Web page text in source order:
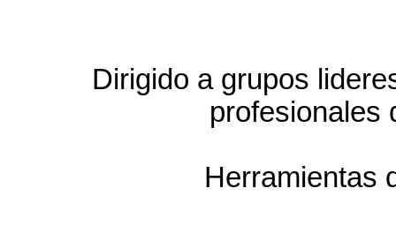
Dirigido a grupos
profesionales
Herramientas